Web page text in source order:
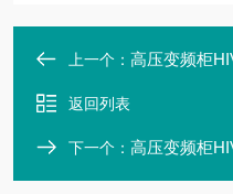
上一个： 高压变频柜
返回列表
下一个： 高压变频柜